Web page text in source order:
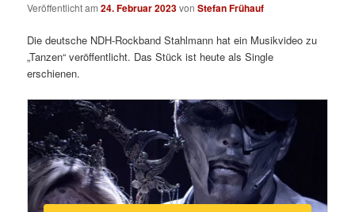
Veröffentlicht am24. Februar 2023vonStefan Frühauf
Die deutsche NDH-Rockband Stahlmann hat ein Musikvideo zu
„Tanzen“ veröffentlicht. Das Stück ist heute als Single
erschienen.